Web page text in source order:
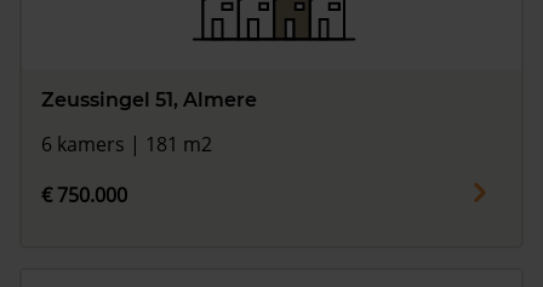
Zeussingel 51, Almere
6 kamers | 181 m2
€ 750.000